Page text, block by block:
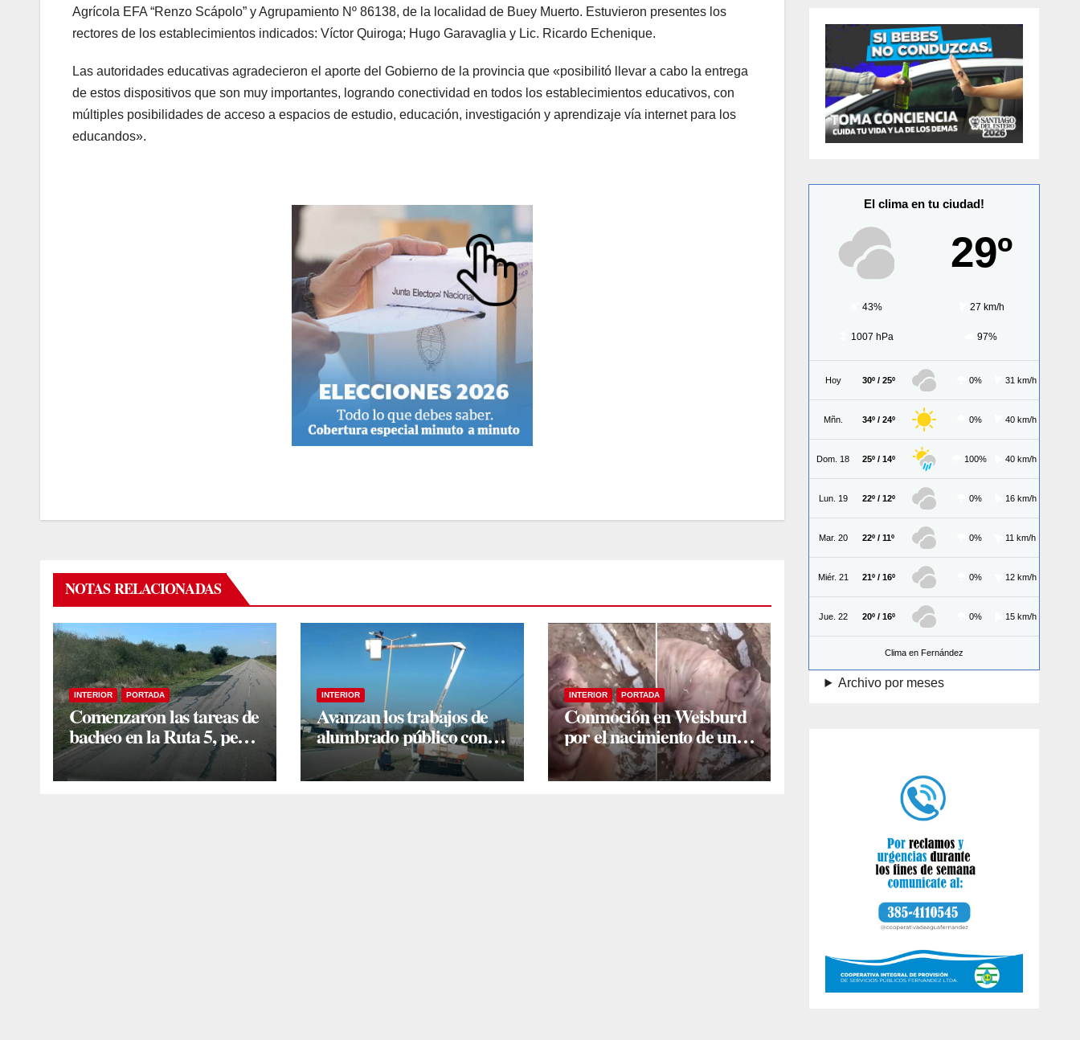
Agrícola EFA “Renzo Scápolo” y Agrupamiento Nº 86138, de la localidad de Buey Muerto. Estuvieron presentes los
rectores de los establecimientos indicados: Víctor Quiroga; Hugo Garavaglia y Lic. Ricardo Echenique.
Las autoridades educativas agradecieron el aporte del Gobierno de la provincia que «posibilitó llevar a cabo la entrega
de estos dispositivos que son muy importantes, logrando conectividad en todos los establecimientos educativos, con
múltiples posibilidades de acceso a espacios de estudio, educación, investigación y aprendizaje vía internet para los
educandos».
NOTAS RELACIONADAS
INTERIOR PORTADA
Comenzaron las tareas de
bacheo en la Ruta 5, pero
vecinos insisten en un
reclamo integral
INTERIOR
Avanzan los trabajos de
alumbrado público con
nueva tecnología LED en
Estación Taboada
INTERIOR PORTADA
Conmoción en Weisburd
por el nacimiento de una
camada lechones con
graves deformaciones
El clima en tu ciudad!
29º
43% 27 km/h
1007 hPa 97%
Hoy 30º / 25º 0% 31 km/h
Mñn. 34º / 24º 0% 40 km/h
Dom. 18 25º / 14º 100% 40 km/h
Lun. 19 22º / 12º 0% 16 km/h
Mar. 20 22º / 11º 0% 11 km/h
Miér. 21 21º / 16º 0% 12 km/h
Jue. 22 20º / 16º 0% 15 km/h
Clima en Fernández
Archivo por meses